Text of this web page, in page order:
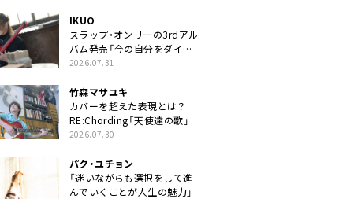
IKUO
スラップ・オンリーの3rdアル
バム発売「今の自分をダイレ
クトに」
2026.07.31
竹森マサユキ
カバーを超えた表現とは？
RE:Chording「天使達の歌」
2026.07.30
パク・ユチョン
「迷いながらも選択をして進
んでいくことが人生の魅力」